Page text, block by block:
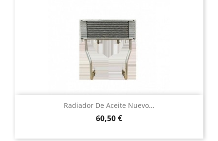
Radiador De Aceite Nuevo...
Precio
60,50 €